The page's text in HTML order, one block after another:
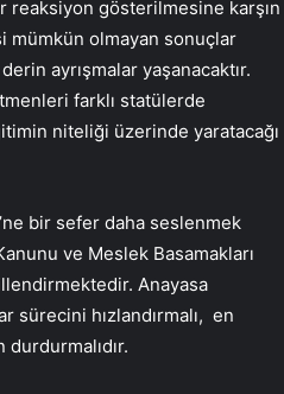
reaksiyon gösterilmesine karşın
mümkün olmayan sonuçlar
ayrışmalar yaşanacaktır.
farklı statülerde
niteliği üzerinde yaratacağı
bir sefer daha seslenmek
ve Meslek Basamakları
Anayasa
sürecini hızlandırmalı, en
durdurmalıdır.